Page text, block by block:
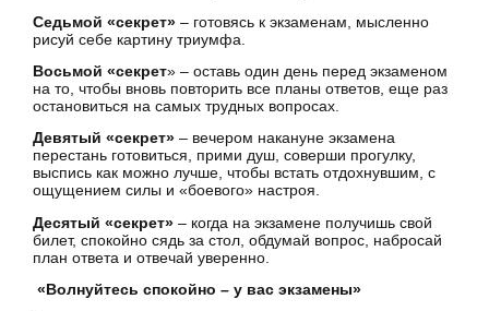
Седьмой «секрет» – готовясь к экзаменам, мысленно
рисуй себе картину триумфа.
Восьмой «секрет» – оставь один день перед экзаменом
на то, чтобы вновь повторить все планы ответов, еще раз
остановиться на самых трудных вопросах.
Девятый «секрет» – вечером накануне экзамена
перестань готовиться, прими душ, соверши прогулку,
выспись как можно лучше, чтобы встать отдохнувшим, с
ощущением силы и «боевого» настроя.
Десятый «секрет» – когда на экзамене получишь свой
билет, спокойно сядь за стол, обдумай вопрос, набросай
план ответа и отвечай уверенно.
«Волнуйтесь спокойно – у вас экзамены»